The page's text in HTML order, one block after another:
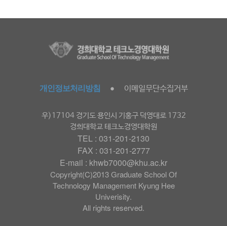
개인정보처리방침 ● 이메일무단수집거부
우)17104 경기도 용인시 기홍구 덕영대로 1732
경희대학교 테크노경영대학원
TEL : 031-201-2130
FAX : 031-201-2777
E-mail : khwb7000@khu.ac.kr
Copyright(C)2013 Graduate School Of
Technology Management Kyung Hee
Univerisity.
All rights reserved.